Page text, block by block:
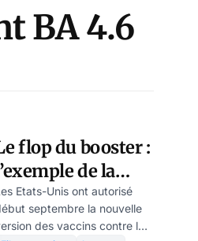
BA 4.6
flop du booster :
de la
Etats-Unis ont autorisé
septembre la nouvelle
des vaccins contre le